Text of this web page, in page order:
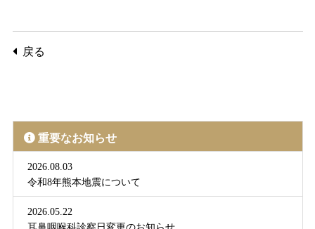
戻る
重要なお知らせ
2026.08.03
令和8年熊本地震について
2026.05.22